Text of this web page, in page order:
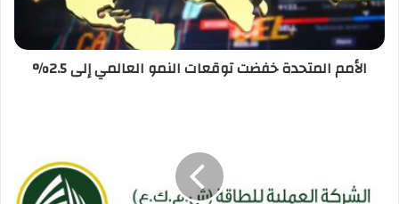
ك
ر
الأمم المتحدة خفضت توقعات النمو العالمي إلى 2.5%